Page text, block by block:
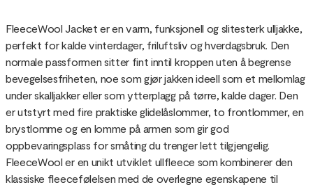
FleeceWool Jacket er en varm, funksjonell og slitesterk ulljakke,
perfekt for kalde vinterdager, friluftsliv og hverdagsbruk. Den
normale passformen sitter fint inntil kroppen uten å begrense
bevegelsesfriheten, noe som gjør jakken ideell som et mellomlag
under skalljakker eller som ytterplagg på tørre, kalde dager. Den
er utstyrt med fire praktiske glidelåslommer, to frontlommer, en
brystlomme og en lomme på armen som gir god
oppbevaringsplass for småting du trenger lett tilgjengelig.
FleeceWool er en unikt utviklet ullfleece som kombinerer den
klassiske fleecefølelsen med de overlegne egenskapene til